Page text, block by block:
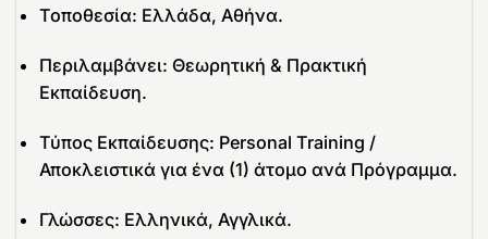
Τοποθεσία: Ελλάδα, Αθήνα.
Περιλαμβάνει: Θεωρητική & Πρακτική
Εκπαίδευση.
Τύπος Εκπαίδευσης: Personal Training /
Αποκλειστικά για ένα (1) άτομο ανά Πρόγραμμα.
Γλώσσες: Ελληνικά, Αγγλικά.